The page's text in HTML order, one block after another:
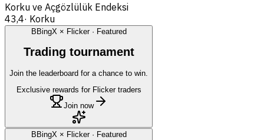
Korku ve Açgözlülük Endeksi
43,4· Korku
B BingX × Flicker · Featured
Trading tournament
Join the leaderboard for a chance to win.
Exclusive rewards for Flicker traders
Join now
B BingX × Flicker · Featured